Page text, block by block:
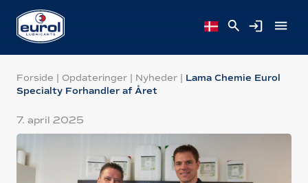
Forside | Opdateringer | Nyheder | Lama Chemie Eurol
Specialty Forhandler af Året
7. april 2025